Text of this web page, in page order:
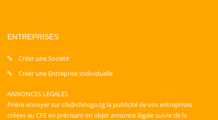
ENTREPRISES
Créer une Société
Créer une Entreprise Individuelle
ANNONCES LEGALES
Prière envoyer sur cfe@cfetogo.tg la publicité de vos entreprises
créées au CFE en précisant en objet annonce légale suivie de la